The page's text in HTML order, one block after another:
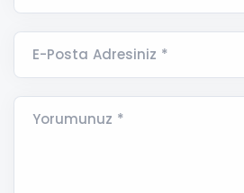
E-Posta Adresiniz *
Yorumunuz *